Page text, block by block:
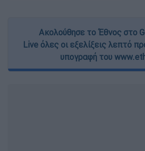
Ακολούθησε το Έθνος στο
Live όλες οι εξελίξεις λεπτό
υπογραφή του